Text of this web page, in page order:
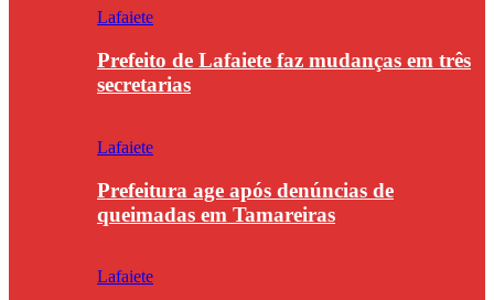
Lafaiete
Prefeito de Lafaiete faz mudanças em três
secretarias
Lafaiete
Prefeitura age após denúncias de
queimadas em Tamareiras
Lafaiete